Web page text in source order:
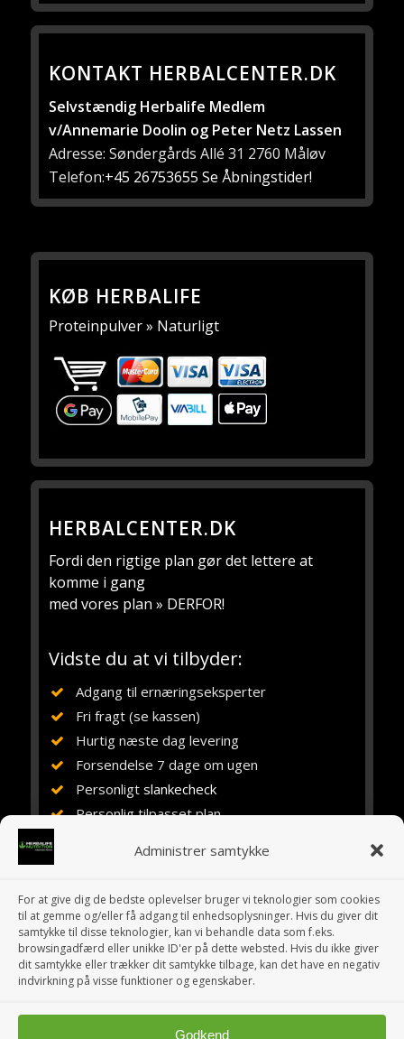
Administrer samtykke
For at give dig de bedste oplevelser bruger vi teknologier som cookies
til at gemme og/eller få adgang til enhedsoplysninger. Hvis du giver dit
samtykke til disse teknologier, kan vi behandle data som f.eks.
browsingadfærd eller unikke ID'er på dette websted. Hvis du ikke giver
dit samtykke eller trækker dit samtykke tilbage, kan det have en negativ
indvirkning på visse funktioner og egenskaber.
Godkend
KONTAKT HERBALCENTER.DK
Selvstændig Herbalife Medlem
v/Annemarie Doolin og Peter Netz Lassen
Adresse: Søndergårds Allé 31 2760 Måløv
Telefon:+45 26753655 Se Åbningstider!
KØB HERBALIFE
Proteinpulver » Naturligt
HERBALCENTER.DK
Fordi den rigtige plan gør det lettere at
komme i gang
med vores plan » DERFOR!
Vidste du at vi tilbyder:
Adgang til ernæringseksperter
Fri fragt (se kassen)
Hurtig næste dag levering
Forsendelse 7 dage om ugen
Personligtslankecheck
Personlig tilpasset plan
Ernæringsuddannet siden 1984
10 år i eget fitnesscenter